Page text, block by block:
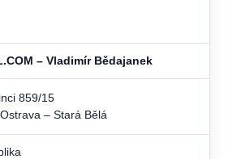
– Vladimír Bědajanek
859/15
– Stará Bělá